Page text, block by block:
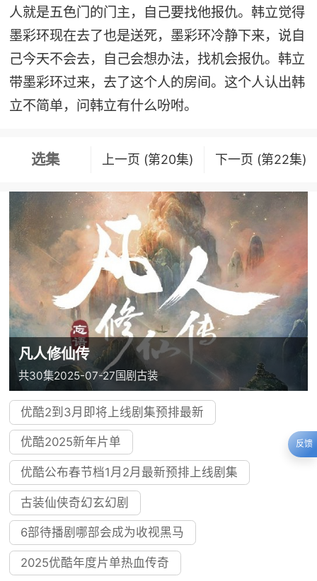
人就是五色门的门主，自己要找他报仇。韩立觉得
墨彩环现在去了也是送死，墨彩环冷静下来，说自
己今天不会去，自己会想办法，找机会报仇。韩立
带墨彩环过来，去了这个人的房间。这个人认出韩
立不简单，问韩立有什么吩咐。
选集 上一页 (第20集) 下一页 (第22集)
凡人修仙传
共30集2025-07-27国剧古装
优酷2到3月即将上线剧集预排最新
优酷2025新年片单
优酷公布春节档1月2月最新预排上线剧集
古装仙侠奇幻玄幻剧
6部待播剧哪部会成为收视黑马
2025优酷年度片单热血传奇
反馈